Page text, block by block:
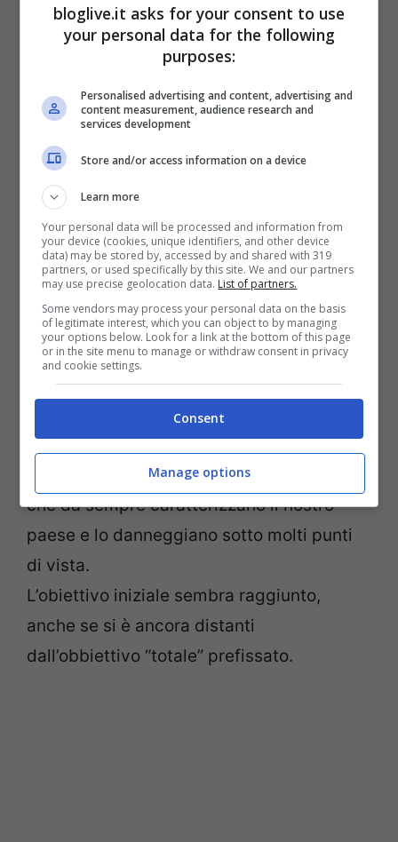
Le società semplificate hanno spopolato
sud (oltre 7000 nuove aziende), ma si è
riscontrato un piccolo flop al nord con
le regioni italiane in cui il progetto è stato
più apprezzato sono Lazio e Campania.
La finalità del governo Monti era quella di
incentivare la nascita di nuove imprese,
superando le “barriere” della burocrazia
che da sempre caratterizzano il nostro
paese e lo danneggiano sotto molti punti
di vista.
L’obiettivo iniziale sembra raggiunto,
anche se si è ancora distanti
dall’obbiettivo “totale” prefissato.
bloglive.it asks for your consent to use
your personal data for the following
purposes:
Personalised advertising and content, advertising and
content measurement, audience research and
services development
Store and/or access information on a device
Learn more
Your personal data will be processed and information from
your device (cookies, unique identifiers, and other device
data) may be stored by, accessed by and shared with 319
partners, or used specifically by this site. We and our partners
may use precise geolocation data. List of partners.
Some vendors may process your personal data on the basis
of legitimate interest, which you can object to by managing
your options below. Look for a link at the bottom of this page
or in the site menu to manage or withdraw consent in privacy
and cookie settings.
Consent
Manage options